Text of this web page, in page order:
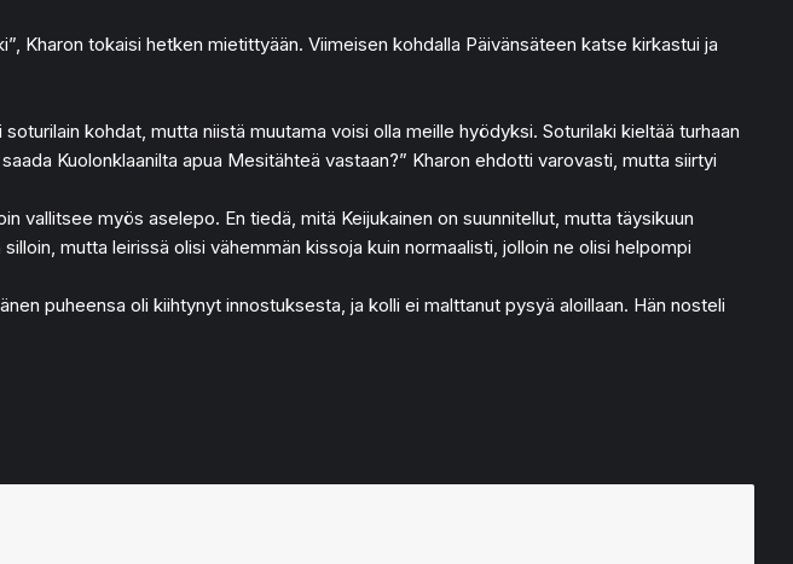
Kharon tokaisi hetken mietittyään. Viimeisen kohdalla Päivänsäteen katse kirkastui ja
kohdat, mutta niistä muutama voisi olla meille hyödyksi. Soturilaki kieltää turhaan
Kuolonklaanilta apua Mesitähteä vastaan?” Kharon ehdotti varovasti, mutta siirtyi
vallitsee myös aselepo. En tiedä, mitä Keijukainen on suunnitellut, mutta täysikuun
mutta leirissä olisi vähemmän kissoja kuin normaalisti, jolloin ne olisi helpompi
puheensa oli kiihtynyt innostuksesta, ja kolli ei malttanut pysyä aloillaan. Hän nosteli